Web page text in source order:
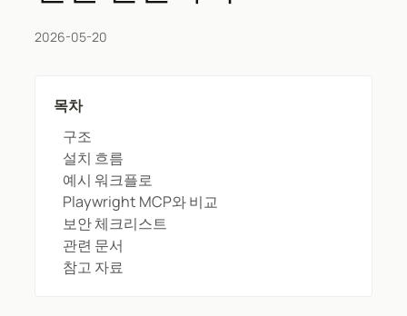
2026-05-20
목차
구조
설치 흐름
예시 워크플로
Playwright MCP와 비교
보안 체크리스트
관련 문서
참고 자료